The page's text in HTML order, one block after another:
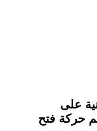
على
حركة فتح